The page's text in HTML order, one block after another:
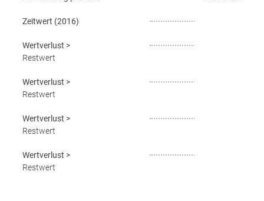
Zeitwert (2016)
Wertverlust >
Restwert
Wertverlust >
Restwert
Wertverlust >
Restwert
Wertverlust >
Restwert